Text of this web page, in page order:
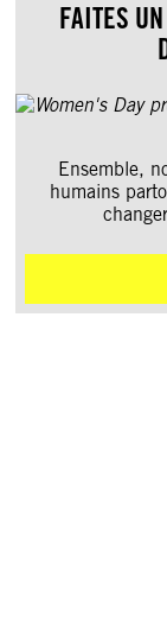
FAITES
Ensemble,
humains